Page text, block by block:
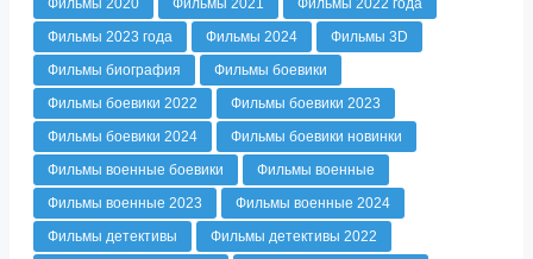
Фильмы 2023 года
Фильмы 2024
Фильмы 3D
Фильмы биография
Фильмы боевики
Фильмы боевики 2022
Фильмы боевики 2023
Фильмы боевики 2024
Фильмы боевики новинки
Фильмы военные боевики
Фильмы военные
Фильмы военные 2023
Фильмы военные 2024
Фильмы детективы
Фильмы детективы 2022